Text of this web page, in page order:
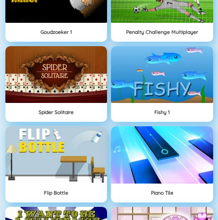
Goudzoeker 1 Penalty Challenge Multiplayer
Spider Solitaire Fishy 1
Flip Bottle Piano Tile